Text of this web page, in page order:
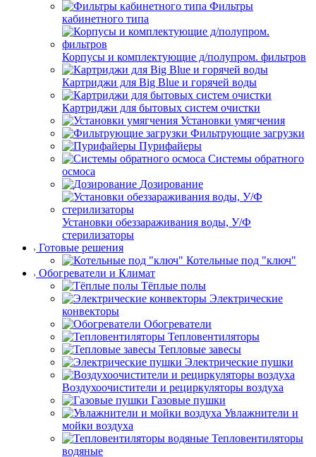
Фильтры
кабинетного типа
Корпусы и комплектующие д/полупром. фильтров
Картриджи для Big Blue и горячей воды
Картриджи для бытовых систем очистки
Установки умягчения
Фильтрующие загрузки
Пурифайеры
Системы обратного
осмоса
Дозирование
Установки обеззараживания воды, У/Ф
стерилизаторы
Готовые решения
Котельные под "ключ"
Обогреватели и Климат
Тёплые полы
Электрические
конвекторы
Обогреватели
Тепловентиляторы
Тепловые завесы
Электрические пушки
Воздухоочистители и рециркуляторы воздуха
Газовые пушки
Увлажнители и
мойки воздуха
Тепловентиляторы
водяные